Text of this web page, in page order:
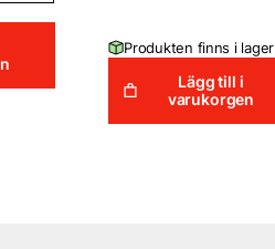
Produkten finns i lager
Lägg till i
varukorgen